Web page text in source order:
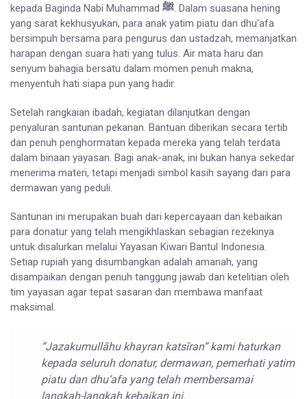
kepada Baginda Nabi Muhammad ﷺ . Dalam suasana hening
yang sarat kekhusyukan, para anak yatim piatu dan dhu‘afa
bersimpuh bersama para pengurus dan ustadzah, memanjatkan
harapan dengan suara hati yang tulus. Air mata haru dan
senyum bahagia bersatu dalam momen penuh makna,
menyentuh hati siapa pun yang hadir.
Setelah rangkaian ibadah, kegiatan dilanjutkan dengan
penyaluran santunan pekanan. Bantuan diberikan secara tertib
dan penuh penghormatan kepada mereka yang telah terdata
dalam binaan yayasan. Bagi anak-anak, ini bukan hanya sekedar
menerima materi, tetapi menjadi simbol kasih sayang dari para
dermawan yang peduli.
Santunan ini merupakan buah dari kepercayaan dan kebaikan
para donatur yang telah mengikhlaskan sebagian rezekinya
untuk disalurkan melalui Yayasan Kiwari Bantul Indonesia.
Setiap rupiah yang disumbangkan adalah amanah, yang
disampaikan dengan penuh tanggung jawab dan ketelitian oleh
tim yayasan agar tepat sasaran dan membawa manfaat
maksimal.
“Jazakumullāhu khayran katsīran” kami haturkan
kepada seluruh donatur, dermawan, pemerhati yatim
piatu dan dhu‘afa yang telah membersamai
langkah-langkah kebaikan ini.